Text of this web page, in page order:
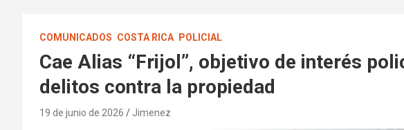
COMUNICADOS COSTA RICA POLICIAL
Cae Alias “Frijol”, objetivo de interés
delitos contra la propiedad
19 de junio de 2026 Jimenez